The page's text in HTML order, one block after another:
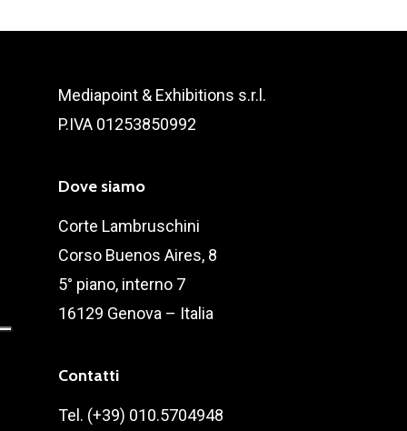
Mediapoint & Exhibitions s.r.l.
P.IVA 01253850992
Dove siamo
Corte Lambruschini
Corso Buenos Aires, 8
5° piano, interno 7
16129 Genova – Italia
Contatti
Tel. (+39) 010.5704948